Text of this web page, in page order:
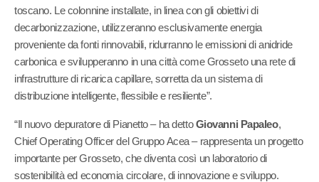
toscano. Le colonnine installate, in linea con gli obiettivi di
decarbonizzazione, utilizzeranno esclusivamente energia
proveniente da fonti rinnovabili, ridurranno le emissioni di anidride
carbonica e svilupperanno in una città come Grosseto una rete di
infrastrutture di ricarica capillare, sorretta da un sistema di
distribuzione intelligente, flessibile e resiliente”.
“Il nuovo depuratore di Pianetto – ha dettoGiovanni Papaleo,
Chief Operating Officer del Gruppo Acea – rappresenta un progetto
importante per Grosseto, che diventa così un laboratorio di
sostenibilità ed economia circolare, di innovazione e sviluppo.